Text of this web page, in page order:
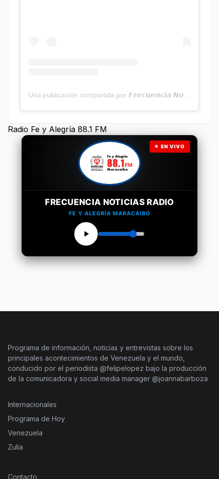
Radio Fe y Alegría 88.1 FM
EN VIVO
FRECUENCIA NOTICIAS RADIO
FE Y ALEGRÍA MARACAIBO
Programa de información, noticias y entrevistas sobre los
principales acontecimientos de Venezuela y el mundo,
conducido por el periodista @felipelopez bajo la producción
de la comunicadora y social media manager @joannabarboza
Internacionales
Programa de Hoy
Venezuela
Zulia
Contacto